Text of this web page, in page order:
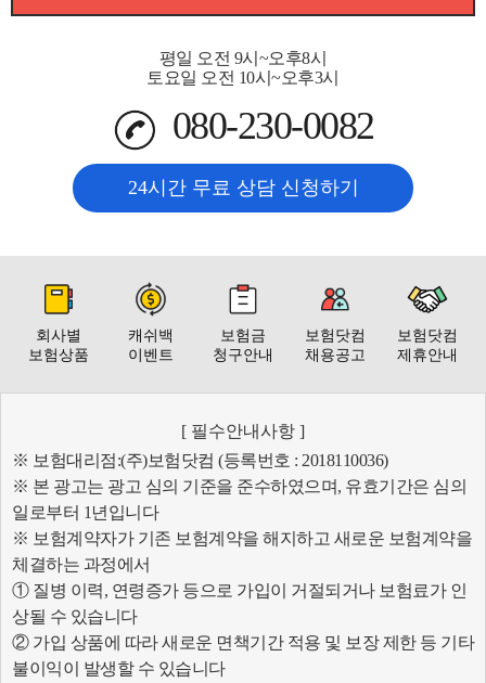
평일 오전 9시~오후8시
토요일 오전 10시~오후3시
080-230-0082
24시간 무료 상담 신청하기
회사별
보험상품
캐쉬백
이벤트
보험금
청구안내
보험닷컴
채용공고
보험닷컴
제휴안내
[ 필수안내사항 ]
※ 보험대리점:(주)보험닷컴 (등록번호 : 2018110036)
※ 본 광고는 광고 심의 기준을 준수하였으며, 유효기간은 심의
일로부터 1년입니다
※ 보험계약자가 기존 보험계약을 해지하고 새로운 보험계약을
체결하는 과정에서
① 질병 이력, 연령증가 등으로 가입이 거절되거나 보험료가 인
상될 수 있습니다
② 가입 상품에 따라 새로운 면책기간 적용 및 보장 제한 등 기타
불이익이 발생할 수 있습니다